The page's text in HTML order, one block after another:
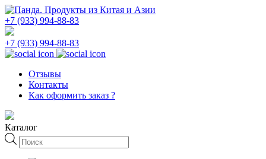
+7 (933) 994-88-83
+7 (933) 994-88-83
Отзывы
Контакты
Как оформить заказ ?
Каталог
Поиск
товаров